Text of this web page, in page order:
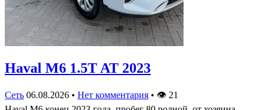
Haval M6 1.5T AT 2023
Сеть 06.08.2026 • Нет комментария • 👁 21